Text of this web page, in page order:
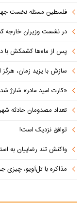
فلسطین مسئله نخست
در نشست وزیران خارجه
پس از ماه‌ها کشمکش با
سازش با یزید زمان،
«کارت امید مادر» شارژ شد
تعداد مصدومان حادثه شهرک
توافق نزدیک است!
واکنش تند رضاییان به
مذاکره با تل‌آویو، چیزی